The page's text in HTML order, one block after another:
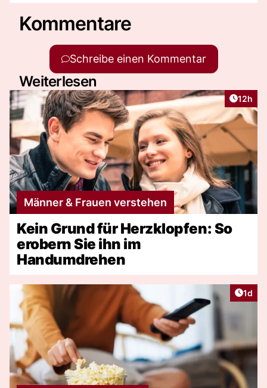
Kommentare
Schreibe einen Kommentar
Weiterlesen
Artikel
12h
Männer & Frauen verstehen
Kein Grund für Herzklopfen: So
erobern Sie ihn im
Handumdrehen
1d